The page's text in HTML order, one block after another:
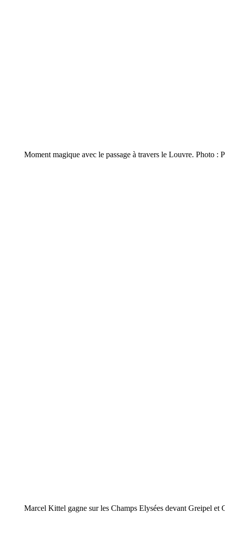
Moment magique avec le passage à travers le Louvre. Photo :
Marcel Kittel gagne sur les Champs Elysées devant Greipel et